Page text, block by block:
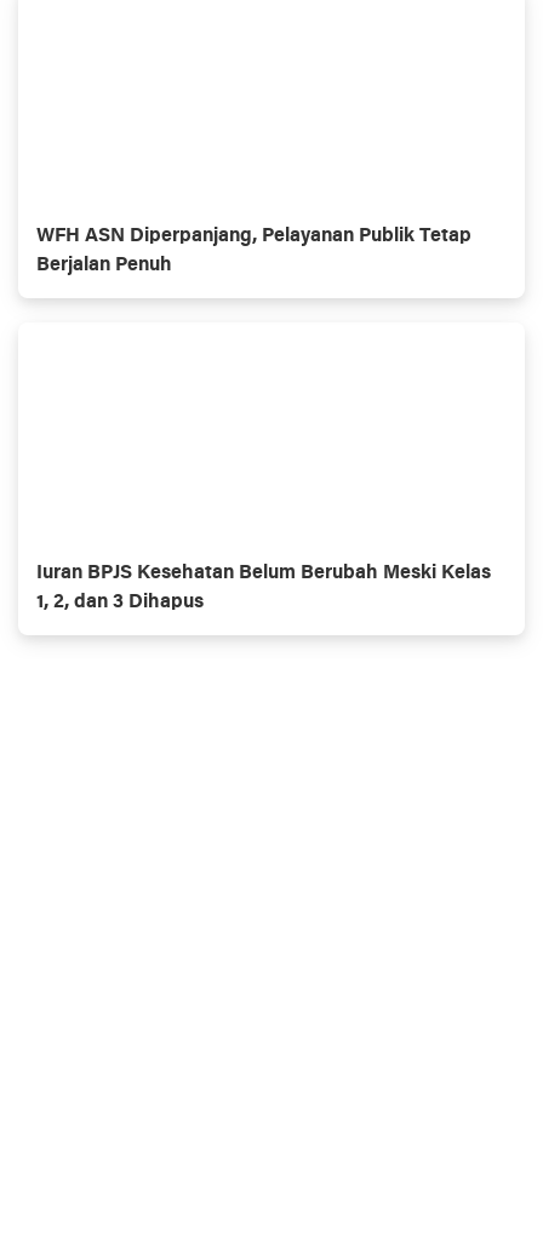
WFH ASN Diperpanjang, Pelayanan Publik Tetap
Berjalan Penuh
Iuran BPJS Kesehatan Belum Berubah Meski Kelas
1, 2, dan 3 Dihapus